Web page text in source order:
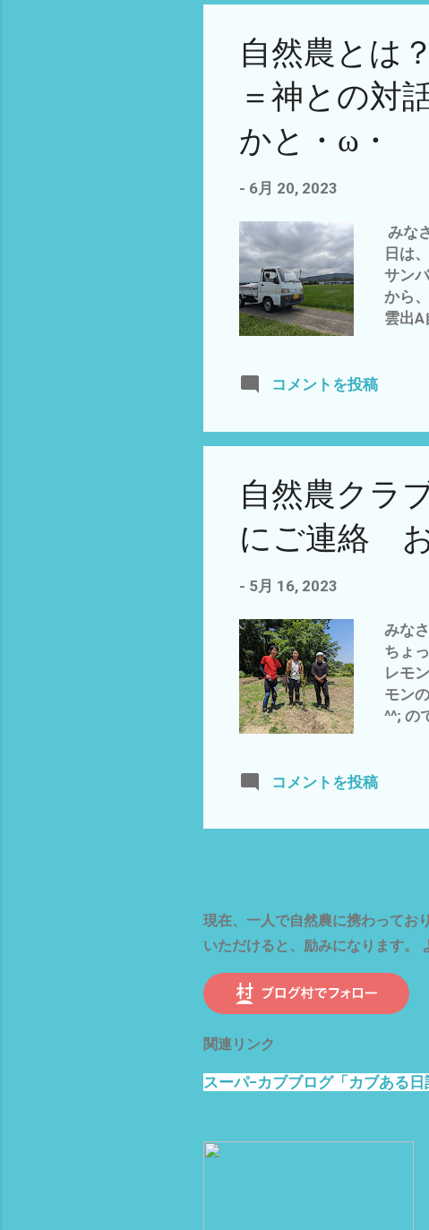
人が
アオ
録し
の①
る 例
や、
(^o^)
し 行
今は
の夏
旬 盆
ため
に
自然農とは
＝神との
かと・ω・
- 6月 20, 2023
みな
日は
サン
から
雲出A
中！
＋焼
うか
2023
って
定
る思
信じ
きか
を、
こと
解き
接
人前
コメントを投稿
自然農ク
にご連絡
- 5月 16, 2023
みな
ちょ
レモ
モン
^^; の
味が
メン
連絡
コメントを投稿
現在、一人で自然農に携わって
いただけると、励みになります。
関連リンク
スーパ−カブブログ「カブある